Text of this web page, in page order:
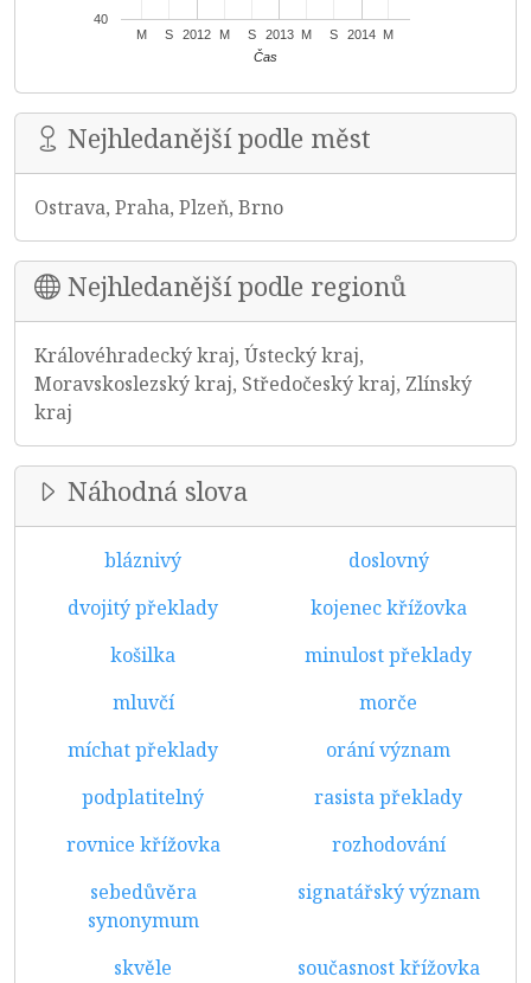
2012 2013 2014
M S M S M S M
40
Čas
Nejhledanější podle měst
Ostrava, Praha, Plzeň, Brno
Nejhledanější podle regionů
Královéhradecký kraj, Ústecký kraj,
Moravskoslezský kraj, Středočeský kraj, Zlínský
kraj
Náhodná slova
bláznivý
doslovný
dvojitý překlady
kojenec křížovka
košilka
minulost překlady
mluvčí
morče
míchat překlady
orání význam
podplatitelný
rasista překlady
rovnice křížovka
rozhodování
sebedůvěra
synonymum
signatářský význam
skvěle současnost křížovka